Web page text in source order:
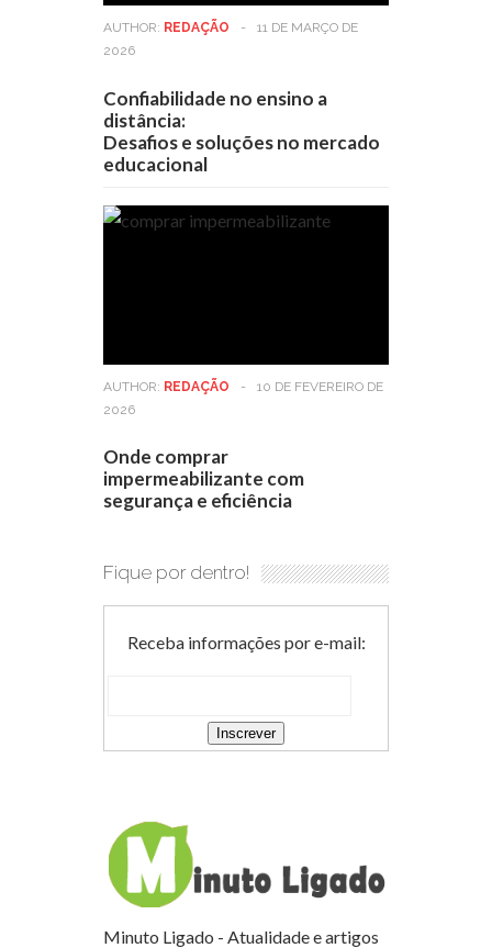
AUTHOR: REDAÇÃO -
11 DE MARÇO DE
2026
Confiabilidade no ensino a
distância:
Desafios e soluções no mercado
educacional
AUTHOR: REDAÇÃO -
10 DE FEVEREIRO DE
2026
Onde comprar
impermeabilizante com
segurança e eficiência
Fique por dentro!
Receba informações por e-mail:
Minuto Ligado - Atualidade e artigos